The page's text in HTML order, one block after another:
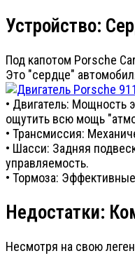
Устройство:
Под капотом Porsche
Это "сердце"
• Двигатель: Мощность
ощутить всю мощь
• Трансмиссия:
• Шасси: Задняя
управляемость.
• Тормоза:
Недостатки:
Несмотря на свою